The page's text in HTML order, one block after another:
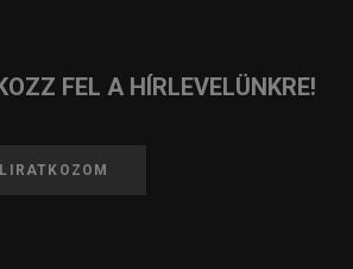
FEL A HÍRLEVELÜNKRE!